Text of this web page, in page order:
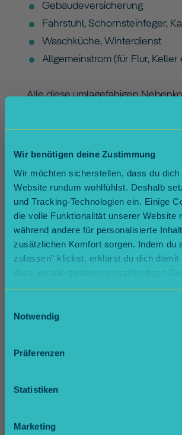
Wir benötigen deine Zustimmung
Wir möchten sicherstellen, dass du dich
Website rundum wohlfühlst. Deshalb
und Tracking-Technologien ein. Einige
die volle Funktionalität unserer Website
während andere für personalisierte
zusätzlichen Komfort sorgen. Indem du
zulassen" klickst, erklärst du dich damit
Natürlich kannst du deine Entscheidung
Notwendig
Präferenzen
Statistiken
Marketing
Gebäudeversicherung
Fahrstuhl, Schornsteinfeger,
Waschküche, Winterdienst
Allgemeinstrom (für Flur, Keller
Alle diese umlagefähigen
auch im Mietvertrag. Falls nicht:
Strom für deine Wohnung
Stromanbieter)
Internet, Telefon, Streaming
Manchmal: Kabelanschluss,
als Nebenkosten aufgeführt ist
was ist was?
Warme Betriebskosten: Heizung
Kalte Betriebskosten: Alles
Gut zu wissen: Heizkosten
größtenteils verbrauchsabhängig
werden – du hast also Einfluss auf